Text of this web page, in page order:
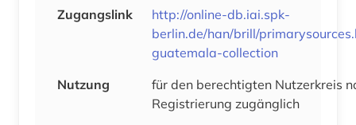
Zugangslink
http://online-db.iai.spk-
berlin.de/han/brill/
guatemala-collection
Nutzung
für den berechtigten Nutzerkreis
Registrierung zugänglich